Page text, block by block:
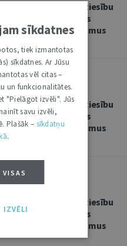
banku prakses kā tiesību
savstarpējās
pakalpojumus
banku prakses kā tiesību
savstarpējās
pakalpojumus
banku prakses kā tiesību
savstarpējās
pakalpojumus
sīkdatnes
tiek izmantotas
sīkdatnes. Ar Jūsu
vēl citas –
un funkcionalitātes.
"Pielāgot izvēli". Jūs
savu izvēli,
Plašāk – sīkdatņu
.
IZVĒLI